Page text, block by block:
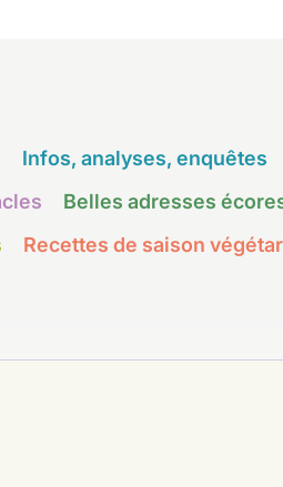
Infos, analyses, enquêtes
Belles adresses
Recettes de saison